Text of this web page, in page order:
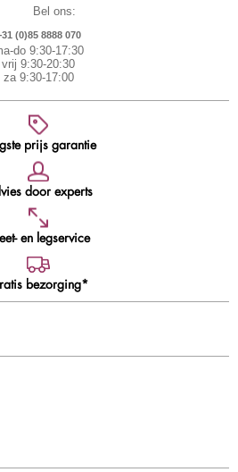
Bel ons:
(0)85 8888 070
do 9:30-17:30
vrij 9:30-20:30
za 9:30-17:00
prijs garantie
door experts
en legservice
bezorging*